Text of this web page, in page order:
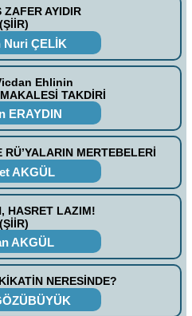
ZAFER AYIDIR
(ŞİİR)
Nuri ÇELİK
Ehlinin
TAKDİRİ
ERAYDIN
MERTEBELERİ
AKGÜL
HASRET LAZIM!
(ŞİİR)
AKGÜL
NERESİNDE?